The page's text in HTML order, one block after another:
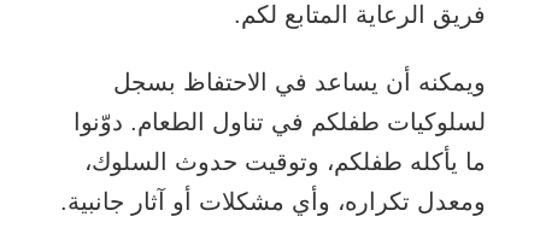
فريق الرعاية المتابع لكم.
ويمكنه أن يساعد في الاحتفاظ بسجل
لسلوكيات طفلكم في تناول الطعام. دوّنوا
ما يأكله طفلكم، وتوقيت حدوث السلوك،
ومعدل تكراره، وأي مشكلات أو آثار جانبية.